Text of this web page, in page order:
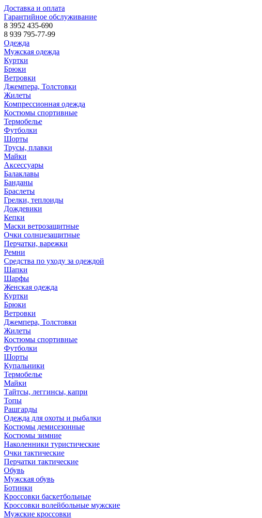
Доставка и оплата
Гарантийное обслуживание
8 3952 435-690
8 939 795-77-99
Одежда
Мужская одежда
Куртки
Брюки
Ветровки
Джемпера, Толстовки
Жилеты
Компрессионная одежда
Костюмы спортивные
Термобелье
Футболки
Шорты
Трусы, плавки
Майки
Аксессуары
Балаклавы
Банданы
Браслеты
Грелки, теплоиды
Дождевики
Кепки
Маски ветрозащитные
Очки солнцезащитные
Перчатки, варежки
Ремни
Средства по уходу за одеждой
Шапки
Шарфы
Женская одежда
Куртки
Брюки
Ветровки
Джемпера, Толстовки
Жилеты
Костюмы спортивные
Футболки
Шорты
Купальники
Термобелье
Майки
Тайтсы, леггинсы, капри
Топы
Рашгарды
Одежда для охоты и рыбалки
Костюмы демисезонные
Костюмы зимние
Наколенники туристические
Очки тактические
Перчатки тактические
Обувь
Мужская обувь
Ботинки
Кроссовки баскетбольные
Кроссовки волейбольные мужские
Мужские кроссовки